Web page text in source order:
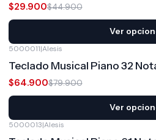
$29.900$44.900
Ver
5000011|Alesis
Teclado Musical Piano 32
$64.900$79.900
Ver
5000013|Alesis